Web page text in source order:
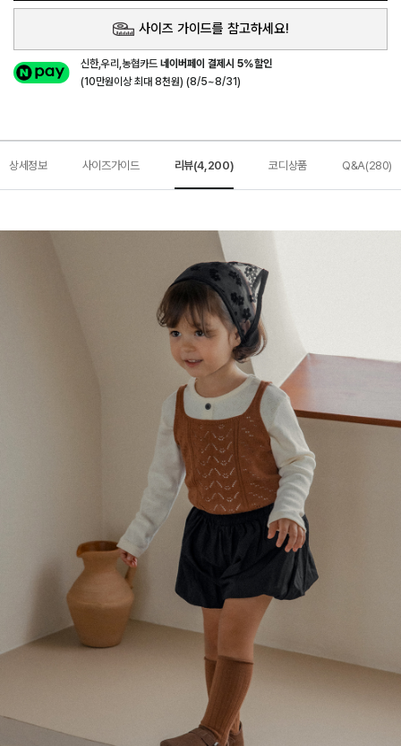
사이즈 가이드를 참고하세요!
신한,우리,농협카드네이버페이 결제시 5%할인
(10만원이상 최대 8천원) (8/5~8/31)
상세정보 사이즈가이드 리뷰(4,200) 코디상품 Q&A(280)